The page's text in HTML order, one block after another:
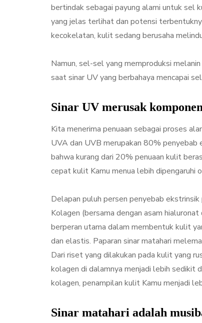
bertindak sebagai payung alami untuk sel
yang jelas terlihat dan potensi
kecokelatan, kulit sedang berusaha
Namun, sel-sel yang memproduksi
saat sinar UV yang berbahaya mencapai
Sinar UV merusak
Kita menerima penuaan sebagai proses
UVA dan UVB merupakan 80% penyebab
bahwa kurang dari 20% penuaan kulit
cepat kulit Kamu menua lebih dipengaruhi
Delapan puluh persen penyebab
Kolagen (bersama dengan asam
berperan utama dalam membentuk kulit
dan elastis. Paparan sinar matahari
Dari riset yang dilakukan pada kulit yang
kolagen di dalamnya menjadi lebih sedikit
kolagen, penampilan kulit Kamu menjadi
Sinar matahari adalah